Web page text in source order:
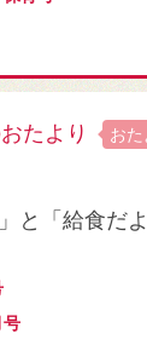
たより
おた
と「給食だ